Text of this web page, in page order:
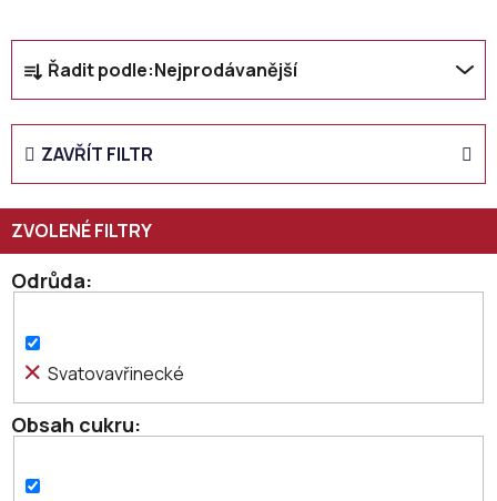
Ř
a
z
n
p
r
o
u
t
ů
Řadit podle:Nejprodávanější
ZAVŘÍT FILTR
Odrůda
Svatovavřinecké
Obsah cukru